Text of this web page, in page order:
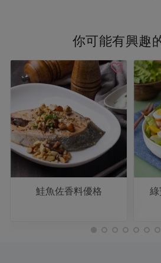
你可能有興趣
鮭魚佐香料優格 綠